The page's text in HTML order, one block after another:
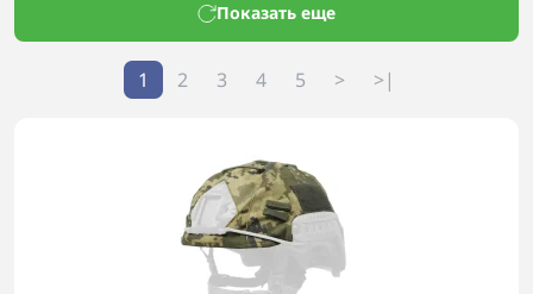
Показать еще
1 2 3 4 5 > >|